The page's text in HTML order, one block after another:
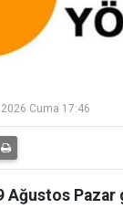
Cuma 17:46
Ağustos Pazar